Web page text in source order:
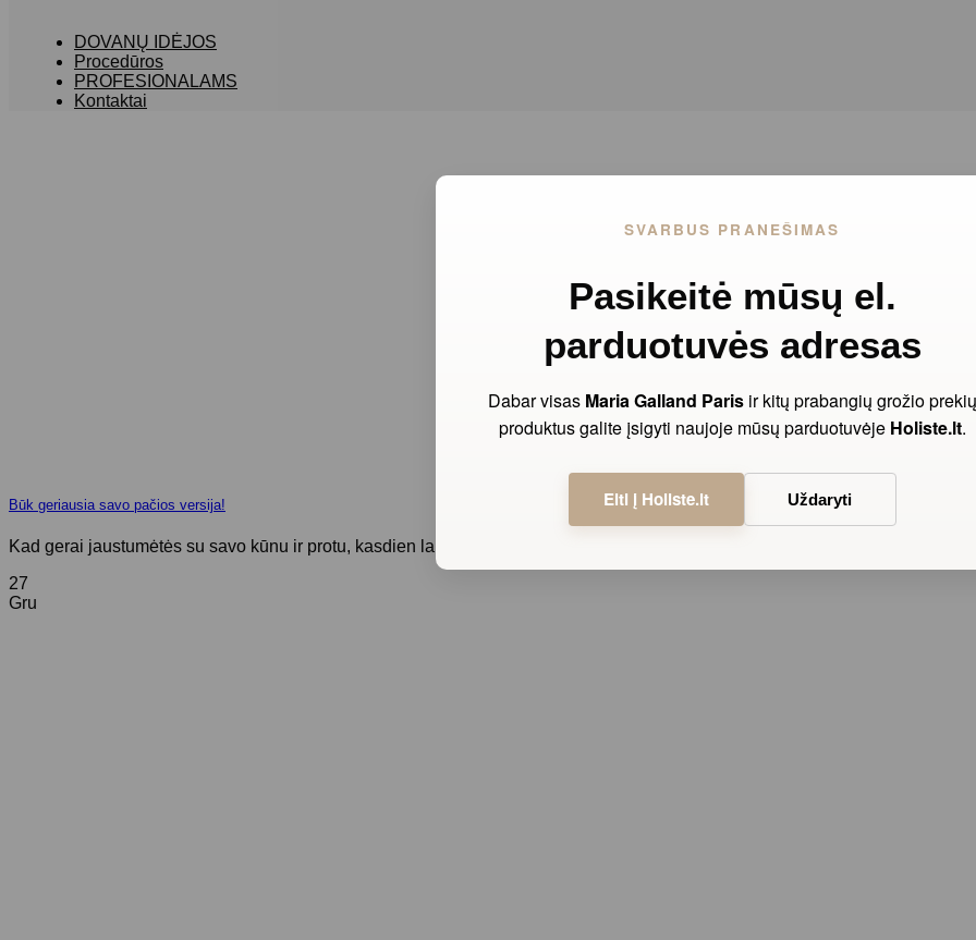
SVARBUS PRANEŠIMAS
Pasikeitė mūsų el.
parduotuvės adresas
Dabar visas Maria Galland Parisir kitų prabangių grožio prekių
produktus galite įsigyti naujoje mūsų parduotuvėje Holiste.lt.
Eiti į Holiste.lt Uždaryti
DOVANŲ IDĖJOS
Procedūros
PROFESIONALAMS
Kontaktai
Būk geriausia savo pačios versija!
Kad gerai jaustumėtės su savo kūnu ir protu, kasdien laikykitės, sveikų ir paprastų įpročių. Štai [...]
27
Gru